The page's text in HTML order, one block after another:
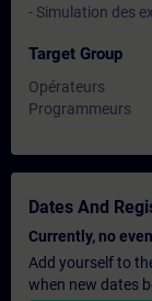
- Simulation des
Target Group
Opérateurs
Programmeurs
Dates And
Currently, no
Add yourself to
when new dates